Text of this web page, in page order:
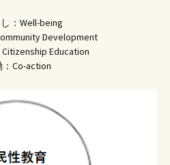
：Well-being
Development
Education
Co-action